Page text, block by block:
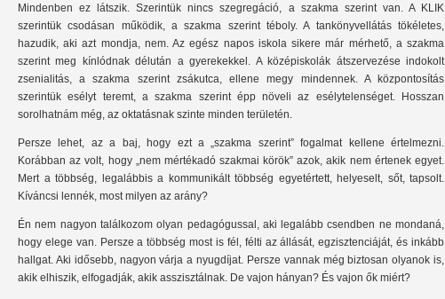
Mindenben ez látszik. Szerintük nincs szegregáció, a szakma szerint van. A KLIK
szerintük csodásan működik, a szakma szerint téboly. A tankönyvellátás tökéletes,
hazudik, aki azt mondja, nem. Az egész napos iskola sikere már mérhető, a szakma
szerint meg kínlódnak délután a gyerekekkel. A középiskolák átszervezése indokolt
zsenialitás, a szakma szerint zsákutca, ellene megy mindennek. A központosítás
szerintük esélyt teremt, a szakma szerint épp növeli az esélytelenséget. Hosszan
sorolhatnám még, az oktatásnak szinte minden területén.
Persze lehet, az a baj, hogy ezt a „szakma szerint” fogalmat kellene értelmezni.
Korábban az volt, hogy „nem mértékadó szakmai körök” azok, akik nem értenek egyet.
Mert a többség, legalábbis a kommunikált többség egyetértett, helyeselt, sőt, tapsolt.
Kíváncsi lennék, most milyen az arány?
Én nem nagyon találkozom olyan pedagógussal, aki legalább csendben ne mondaná,
hogy elege van. Persze a többség most is fél, félti az állását, egzisztenciáját, és inkább
hallgat. Aki idősebb, nagyon várja a nyugdíjat. Persze vannak még biztosan olyanok is,
akik elhiszik, elfogadják, akik asszisztálnak. De vajon hányan? És vajon ők miért?